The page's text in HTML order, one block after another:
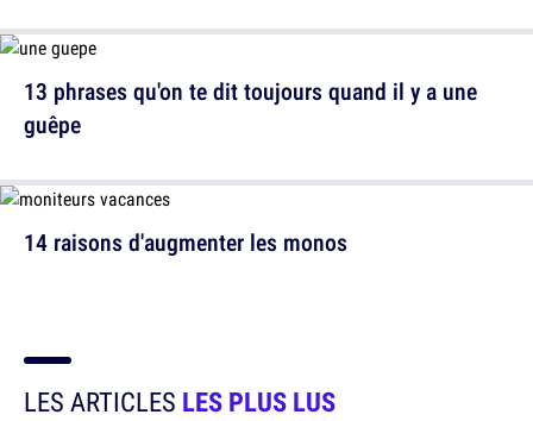
13 phrases qu'on te dit toujours quand il y a une
guêpe
14 raisons d'augmenter les monos
LES ARTICLES LES PLUS LUS